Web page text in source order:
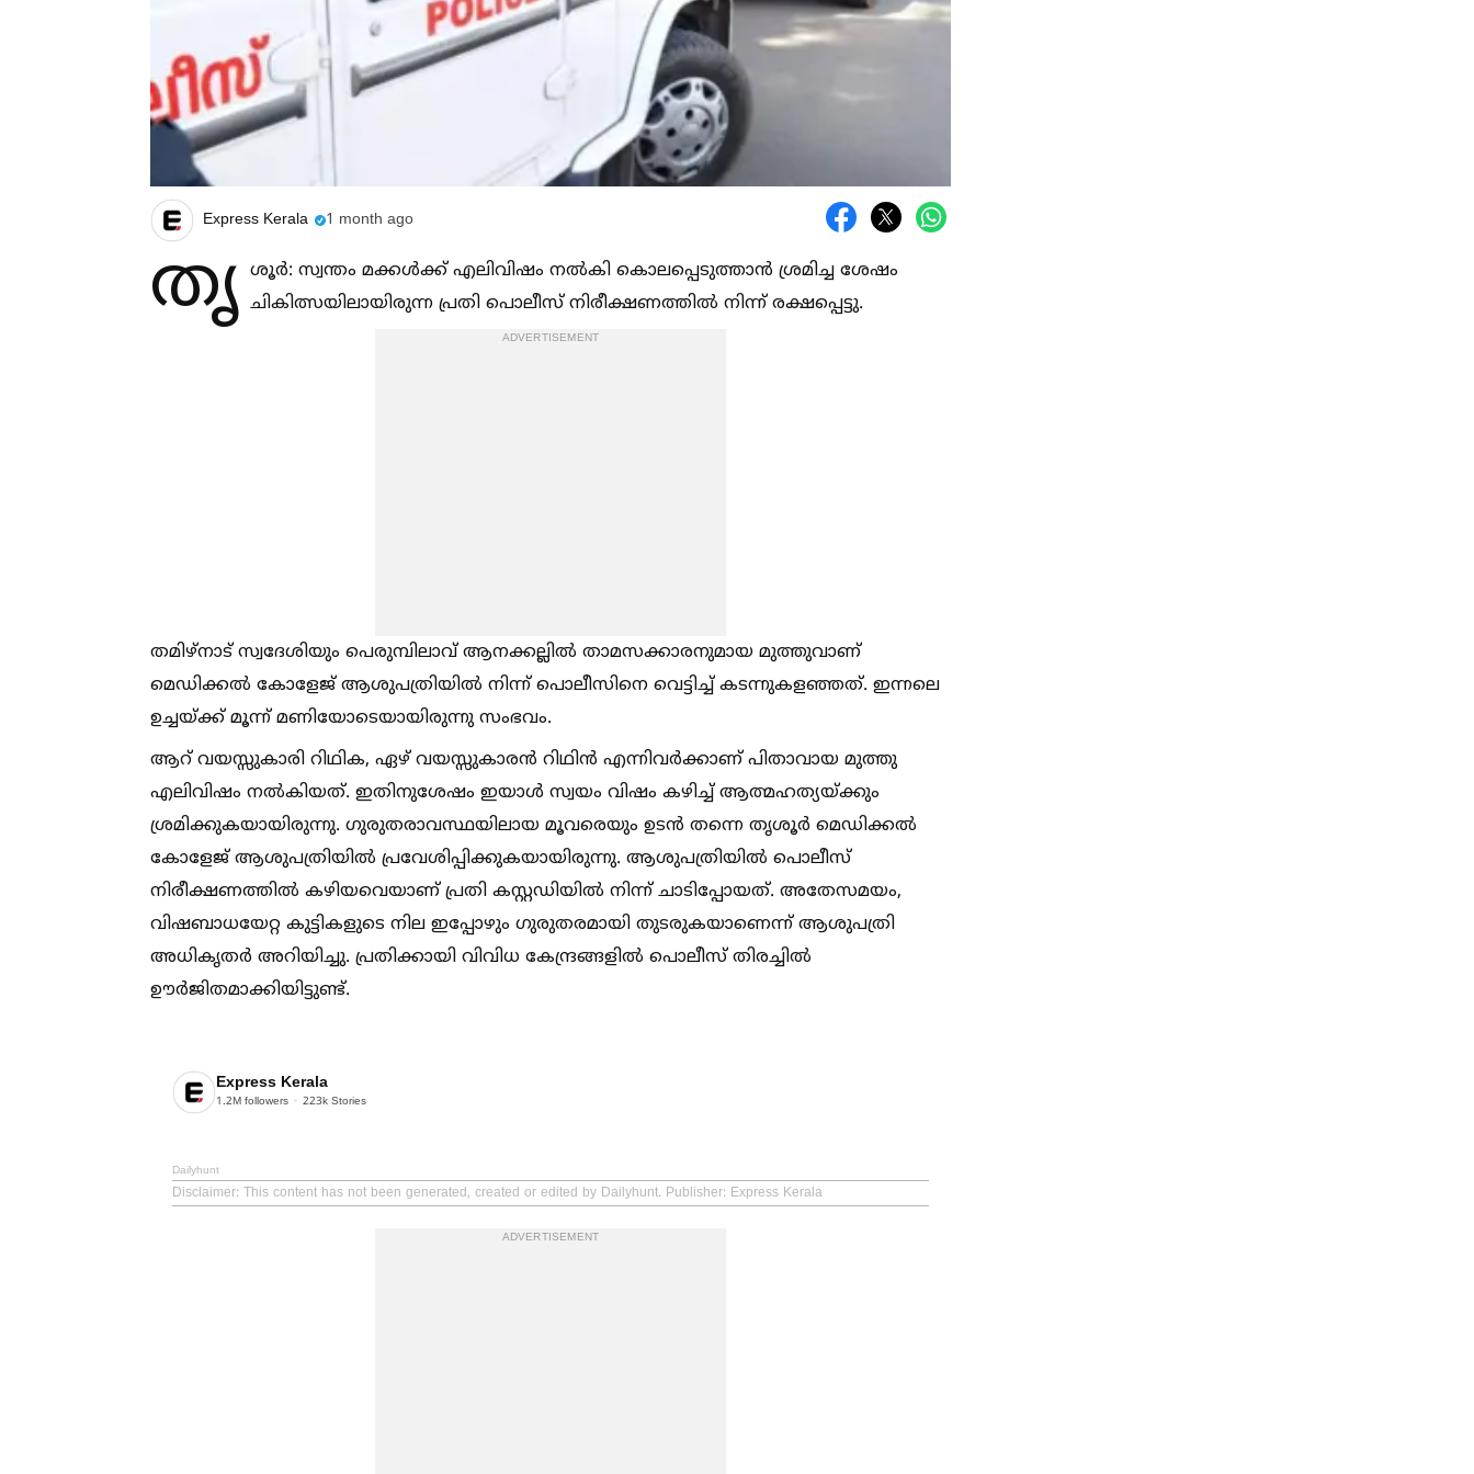
Express Kerala 1 month ago
തൃ ശൂർ: സ്വന്തം മക്കള്‍ക്ക് എലിവിഷം നല്‍കി കൊലപ്പെടുത്താൻ ശ്രമിച്ച ശേഷം
ചികിത്സയിലായിരുന്ന പ്രതി പൊലീസ് നിരീക്ഷണത്തില്‍ നിന്ന് രക്ഷപ്പെട്ടു.
ADVERTISEMENT
തമിഴ്നാട് സ്വദേശിയും പെരുമ്പിലാവ് ആനക്കല്ലില്‍ താമസക്കാരനുമായ മുത്തുവാണ്
മെഡിക്കല്‍ കോളേജ് ആശുപത്രിയില്‍ നിന്ന് പൊലീസിനെ വെട്ടിച്ച്‌ കടന്നുകളഞ്ഞത്. ഇന്നലെ
ഉച്ചയ്ക്ക് മൂന്ന് മണിയോടെയായിരുന്നു സംഭവം.
ആറ് വയസ്സുകാരി റിഥിക, ഏഴ് വയസ്സുകാരൻ റിഥിൻ എന്നിവർക്കാണ് പിതാവായ മുത്തു
എലിവിഷം നല്‍കിയത്. ഇതിനുശേഷം ഇയാള്‍ സ്വയം വിഷം കഴിച്ച്‌ ആത്മഹത്യയ്ക്കും
ശ്രമിക്കുകയായിരുന്നു. ഗുരുതരാവസ്ഥയിലായ മൂവരെയും ഉടൻ തന്നെ തൃശൂർ മെഡിക്കല്‍
കോളേജ് ആശുപത്രിയില്‍ പ്രവേശിപ്പിക്കുകയായിരുന്നു. ആശുപത്രിയില്‍ പൊലീസ്
നിരീക്ഷണത്തില്‍ കഴിയവെയാണ് പ്രതി കസ്റ്റഡിയില്‍ നിന്ന് ചാടിപ്പോയത്. അതേസമയം,
വിഷബാധയേറ്റ കുട്ടികളുടെ നില ഇപ്പോഴും ഗുരുതരമായി തുടരുകയാണെന്ന് ആശുപത്രി
അധികൃതർ അറിയിച്ചു. പ്രതിക്കായി വിവിധ കേന്ദ്രങ്ങളില്‍ പൊലീസ് തിരച്ചില്‍
ഊർജിതമാക്കിയിട്ടുണ്ട്.
Express Kerala
1.2M followers 223k Stories
Dailyhunt
Disclaimer: This content has not been generated, created or edited by Dailyhunt. Publisher: Express Kerala
ADVERTISEMENT